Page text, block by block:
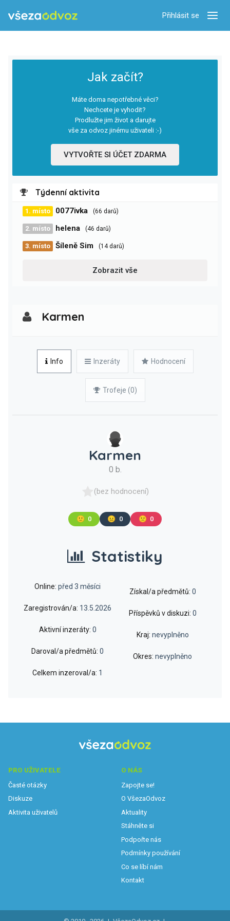
Přihlásit se
Jak začít?
Máte doma nepotřebné věci?
Nechcete je vyhodit?
Prodlužte jim život a darujte
vše za odvoz jinému uživateli :-)
VYTVOŘTE SI ÚČET ZDARMA
Týdenní aktivita
1. místo 0077ivka (66 darů)
2. místo helena (46 darů)
3. místo Šíleně Sim (14 darů)
Zobrazit vše
Karmen
Info Inzeráty Hodnocení
Trofeje (0)
Karmen
0 b.
(bez hodnocení)
🙂 0 😐 0 🙁 0
Statistiky
Online: před 3 měsíci
Zaregistrován/a: 13.5.2026
Aktivní inzeráty: 0
Daroval/a předmětů: 0
Celkem inzeroval/a: 1
Získal/a předmětů: 0
Příspěvků v diskuzi: 0
Kraj: nevyplněno
Okres: nevyplněno
PRO UŽIVATELE
Časté otázky
Diskuze
Aktivita uživatelů
O NÁS
Zapojte se!
O VšezaOdvoz
Aktuality
Stáhněte si
Podpořte nás
Podmínky používání
Co se líbí nám
Kontakt